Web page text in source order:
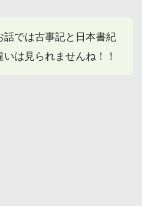
話では古事記と日本書紀
は見られませんね！！